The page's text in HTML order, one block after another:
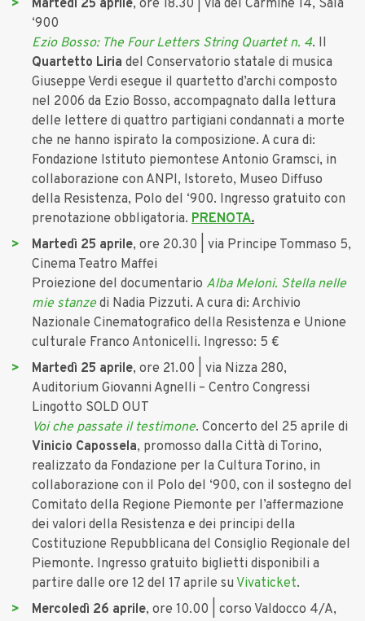
Martedì 25 aprile, ore 18.30 | via del Carmine 14, Sala
‘900
Ezio Bosso: The Four Letters String Quartet n. 4. Il
Quartetto Liria del Conservatorio statale di musica
Giuseppe Verdi esegue il quartetto d’archi composto
nel 2006 da Ezio Bosso, accompagnato dalla lettura
delle lettere di quattro partigiani condannati a morte
che ne hanno ispirato la composizione. A cura di:
Fondazione Istituto piemontese Antonio Gramsci, in
collaborazione con ANPI, Istoreto, Museo Diffuso
della Resistenza, Polo del ‘900. Ingresso gratuito con
prenotazione obbligatoria. PRENOTA.
Martedì 25 aprile, ore 20.30 | via Principe Tommaso 5,
Cinema Teatro Maffei
Proiezione del documentario Alba Meloni. Stella nelle
mie stanzedi Nadia Pizzuti. A cura di: Archivio
Nazionale Cinematografico della Resistenza e Unione
culturale Franco Antonicelli. Ingresso: 5 €
Martedì 25 aprile, ore 21.00 | via Nizza 280,
Auditorium Giovanni Agnelli – Centro Congressi
Lingotto SOLD OUT
Voi che passate il testimone. Concerto del 25 aprile di
Vinicio Capossela, promosso dalla Città di Torino,
realizzato da Fondazione per la Cultura Torino, in
collaborazione con il Polo del ‘900, con il sostegno del
Comitato della Regione Piemonte per l’affermazione
dei valori della Resistenza e dei principi della
Costituzione Repubblicana del Consiglio Regionale del
Piemonte. Ingresso gratuito biglietti disponibili a
partire dalle ore 12 del 17 aprile su Vivaticket.
Mercoledì 26 aprile, ore 10.00 | corso Valdocco 4/A,